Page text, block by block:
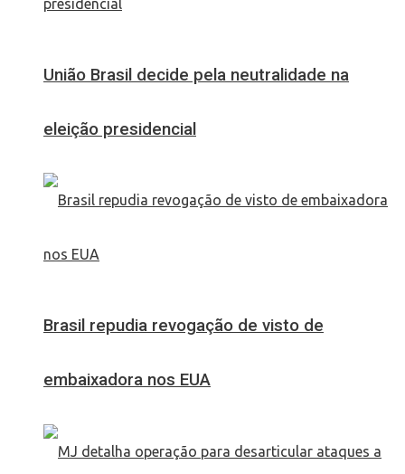
União Brasil decide pela neutralidade na
eleição presidencial
Brasil repudia revogação de visto de
embaixadora nos EUA